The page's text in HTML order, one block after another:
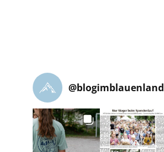
@blogimblauenland